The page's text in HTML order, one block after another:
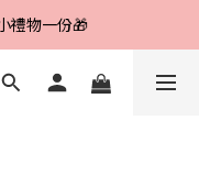
皆贈100元
禮物一份🎁
皆贈100元